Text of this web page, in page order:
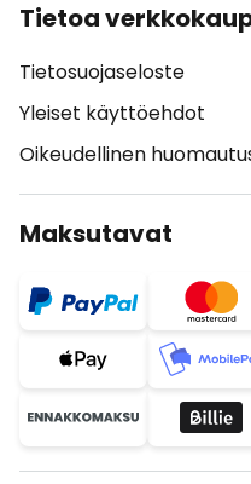
Tietoa
Tietosuojaseloste
Yleiset käyttöehdot
Oikeudellinen
Maksutavat